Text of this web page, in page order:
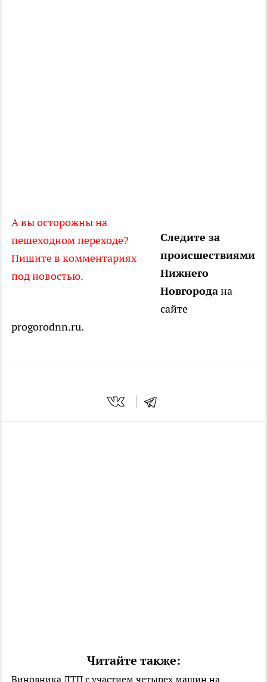
А вы осторожны на
пешеходном переходе?
Пишите в комментариях
под новостью.
Следите за
происшествиями
Нижнего
Новгородана
сайте
progorodnn.ru.
Читайте также:
Виновника ДТП с участием четырех машин на